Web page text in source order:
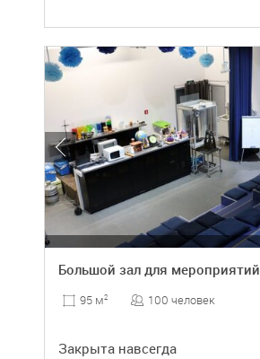
Большой зал для мероприятий
95 м2 100 человек
Закрыта навсегда